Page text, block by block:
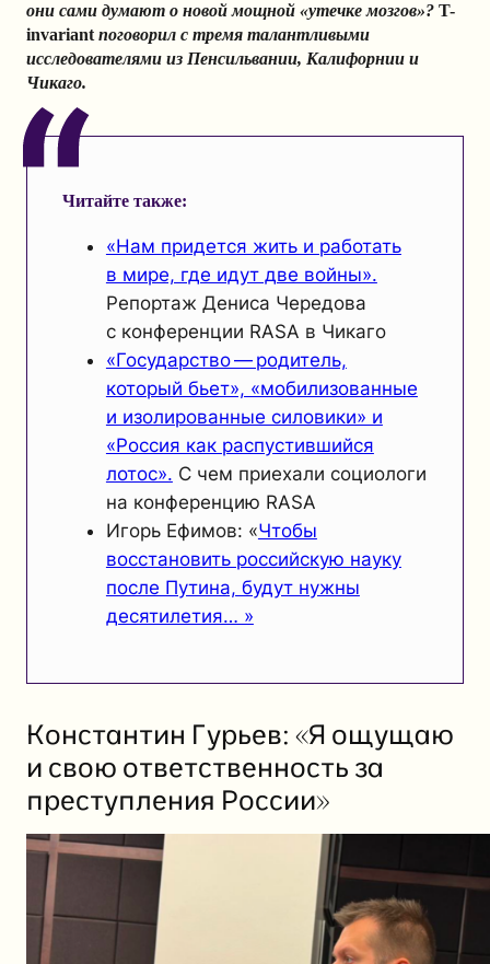
они сами думают о новой мощной «утечке мозгов»? T-
invariant поговорил с тремя талантливыми
исследователями из Пенсильвании, Калифорнии и
Чикаго.
Читайте также:
«Нам придется жить и работать
в мире, где идут две войны».
Репортаж Дениса Чередова
с конференции RASA в Чикаго
«Государство — родитель,
который бьет», «мобилизованные
и изолированные силовики» и
«Россия как распустившийся
лотос». С чем приехали социологи
на конференцию RASA
Игорь Ефимов: «Чтобы
восстановить российскую науку
после Путина, будут нужны
десятилетия… »
Константин Гурьев: «Я ощущаю
и свою ответственность за
преступления России»